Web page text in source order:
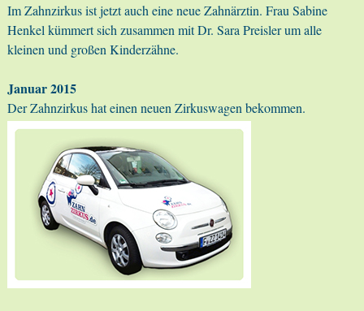
Im Zahnzirkus ist jetzt auch eine neue Zahnärztin. Frau Sabine
Henkel kümmert sich zusammen mit Dr. Sara Preisler um alle
kleinen und großen Kinderzähne.
Januar 2015
Der Zahnzirkus hat einen neuen Zirkuswagen bekommen.